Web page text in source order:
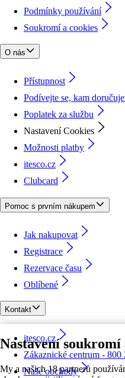
Nastavení soukromí
My a našich 18 partnerů
Podmínky používání
Soukromí a cookies
O nás
Přístupnost
Podívejte se, kam
Poplatek za službu
Nastavení Cookies
Možnosti platby
itesco.cz
Clubcard
Pomoc s prvním nákupem
Jak nakupovat
Registrace
Rezervace času
Oblíbené
Kontakt
itesco.cz
Zákaznické centrum - 800
Naše obchody